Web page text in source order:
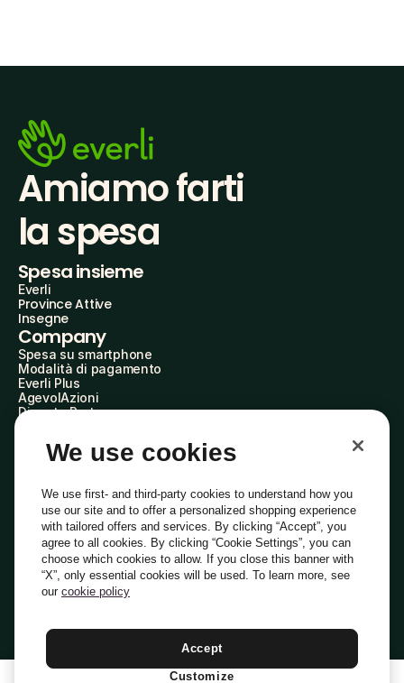
Amiamo farti
la spesa
Spesa insieme
Everli
Province Attive
Insegne
Company
Spesa su smartphone
Modalità di pagamento
Everli Plus
AgevolAzioni
Diventa Partner
Everli Shoppers
About Us
Everli News
Domande frequenti
Lavora con noi
Diventa Shopper
Investitori
PrivacyCookiePreferenze Cookie
Termini e CondizioniCodice Etico
Indirizzo PEC: everli@pec.it - indirizzo DPO: dpo@everli.com
Italiano
We use cookies
We use first- and third-party cookies to understand how you
use our site and to offer a personalized shopping experience
with tailored offers and services. By clicking “Accept”, you
agree to all cookies. By clicking “Cookie Settings”, you can
choose which cookies to allow. If you close this banner with
“X”, only essential cookies will be used. To learn more, see
our cookie policy
Accept
Customize